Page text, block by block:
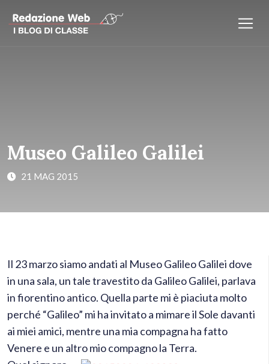
Museo Galileo Galilei
21 MAG 2015
Il 23 marzo siamo andati al Museo Galileo Galilei dove
in una sala, un tale travestito da Galileo Galilei, parlava
in fiorentino antico. Quella parte mi è piaciuta molto
perché “Galileo” mi ha invitato a mimare il Sole davanti
ai miei amici, mentre una mia compagna ha fatto
Venere e un altro mio compagno la Terra.